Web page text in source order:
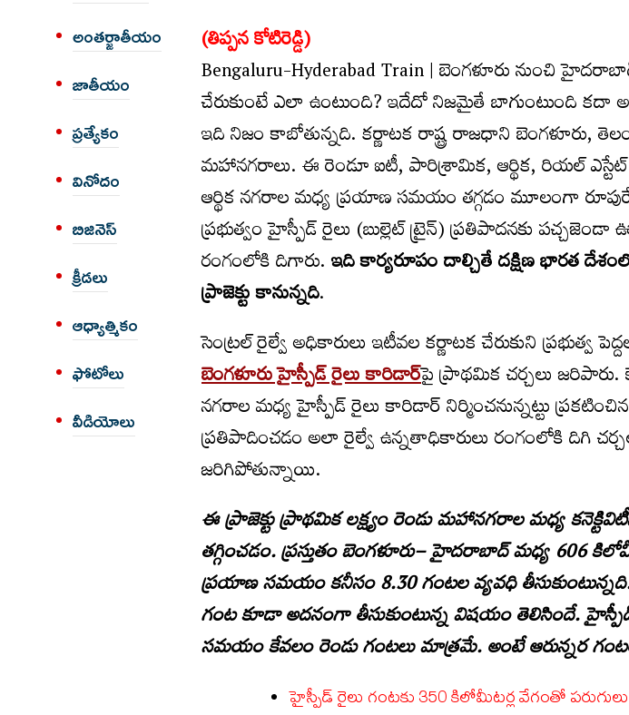
అంత‌ర్జాతీయం
జాతీయం
ప్రత్యేకం
వినోదం
బిజినెస్
క్రీడలు
ఆధ్యాత్మికం
ఫోటోలు
వీడియోలు
(తిప్పన కోటిరెడ్డి)
Bengaluru-Hyderabad Train | బెంగళూరు నుంచి
చేరుకుంటే ఎలా ఉంటుంది? ఇదేదో నిజమైతే బాగుంటుంది కదా
ఇది నిజం కాబోతున్నది. కర్ణాటక రాష్ట్ర రాజధాని
మహానగరాలు. ఈ రెండూ ఐటీ, పారిశ్రామిక, ఆర్థిక, రియల్
ఆర్థిక నగరాల మధ్య ప్రయాణ సమయం తగ్గడం మూలంగా
ప్రభుత్వం హైస్పీడ్ రైలు (బుల్లెట్ ట్రైన్) ప్రతిపాదనకు
రంగంలోకి దిగారు.ఇది కార్యరూపం దాల్చితే దక్షిణ భారత
ప్రాజెక్టు కానున్నది.
సెంట్రల్ రైల్వే అధికారులు ఇటీవల కర్ణాటక చేరుకుని
బెంగళూరు హైస్పీడ్ రైలు కారిడార్‌పై ప్రాథమిక చర్చలు జరిపారు.
నగరాల మధ్య హైస్పీడ్ రైలు కారిడార్ నిర్మించనున్నట్టు
ప్రతిపాదించడం అలా రైల్వే ఉన్నతాధికారులు రంగంలోకి దిగి
జరిగిపోతున్నాయి.
ఈ ప్రాజెక్టు ప్రాథమిక లక్ష్యం రెండు మహానగరాల మధ్య
తగ్గించడం. ప్రస్తుతం బెంగళూరు– హైదరాబాద్ మధ్య 606
ప్రయాణ సమయం కనీసం 8.30 గంటల వ్యవధి
గంట కూడా అదనంగా తీసుకుంటున్న విషయం తెలిసిందే.
సమయం కేవలం రెండు గంటలు మాత్రమే. అంటే ఆరున్నర
హైస్పీడ్ రైలు గంటకు 350 కిలోమీటర్ల వేగంతో